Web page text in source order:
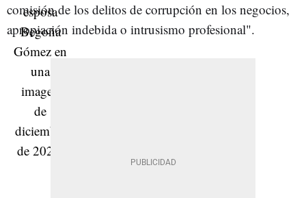
comisión de los delitos de corrupción en los negocios,
apropiación indebida o intrusismo profesional".